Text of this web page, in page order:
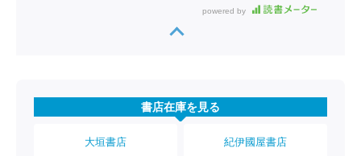
powered by
書店在庫を見る
大垣書店 紀伊國屋書店